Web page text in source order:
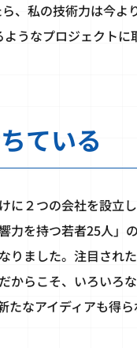
、私の技術力は今
うなプロジェクトに
ている
に２つの会社を設立
力を持つ若者25人」
りました。注目され
からこそ、いろいろ
たなアイディアも得